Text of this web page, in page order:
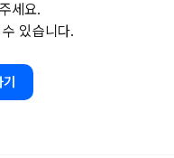
세요.
있습니다.